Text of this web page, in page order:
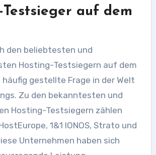
auf dem
den beliebtesten und
Hosting-Testsiegern auf dem
gestellte Frage in der Welt
Zu den bekanntesten und
Hosting-Testsiegern zählen
1&1 IONOS, Strato und
Unternehmen haben sich